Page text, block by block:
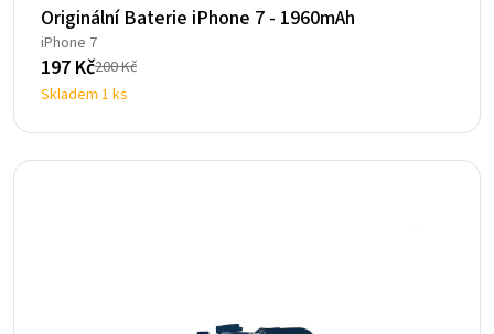
Originální Baterie iPhone 7 - 1960mAh
iPhone 7
200Kč
Původní
cena
byla:
200 Kč.
197 Kč
Aktuální
cena
je:
197 Kč.
Skladem 1 ks